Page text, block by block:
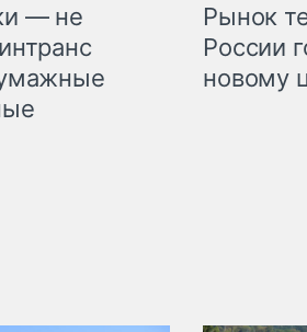
— не
Рынок
России
новому